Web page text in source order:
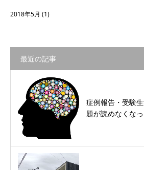
2018年5月 (1)
最近の記事
症例報告・受験
題が読めなくな